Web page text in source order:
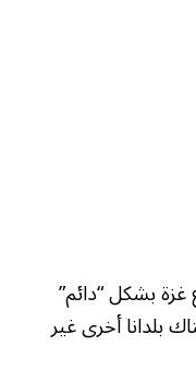
غزة بشكل “دائم”
بلدانا أخرى غير